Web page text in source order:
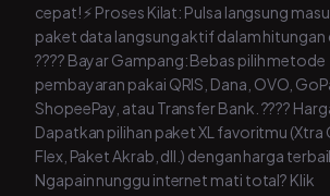
cepat! ⚡ Proses Kilat: Pulsa langsung
paket data langsung aktif dalam hitungan
???? Bayar Gampang: Bebas pilih metode
pembayaran pakai QRIS, Dana, OVO,
ShopeePay, atau Transfer Bank. ????
Dapatkan pilihan paket XL favoritmu
Flex, Paket Akrab, dll.) dengan harga
Ngapain nunggu internet mati total? Klik